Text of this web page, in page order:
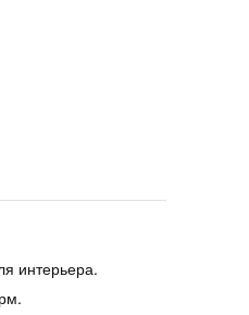
интерьера.